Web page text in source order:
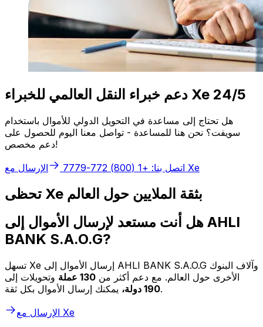
دعم خبراء النقل العالمي للخبراء Xe 24/5
هل تحتاج إلى مساعدة في التحويل الدولي للأموال باستخدام
سويفت؟ نحن هنا للمساعدة - تواصل معنا اليوم للحصول على
دعم مخصص!
اتصل بنا: +1 (800) 772-7779 الإرسال مع Xe
تحظى Xe بثقة الملايين حول العالم
هل أنت مستعد لإرسال الأموال إلى AHLI
BANK S.A.O.G?
تسهل Xe إرسال الأموال إلى AHLI BANK S.A.O.G وآلاف البنوك
الأخرى حول العالم. مع دعم أكثر من 130 عملة
وتحويلات إلى
190 دولة،يمكنك إرسال الأموال بكل ثقة.
الإرسال مع Xe